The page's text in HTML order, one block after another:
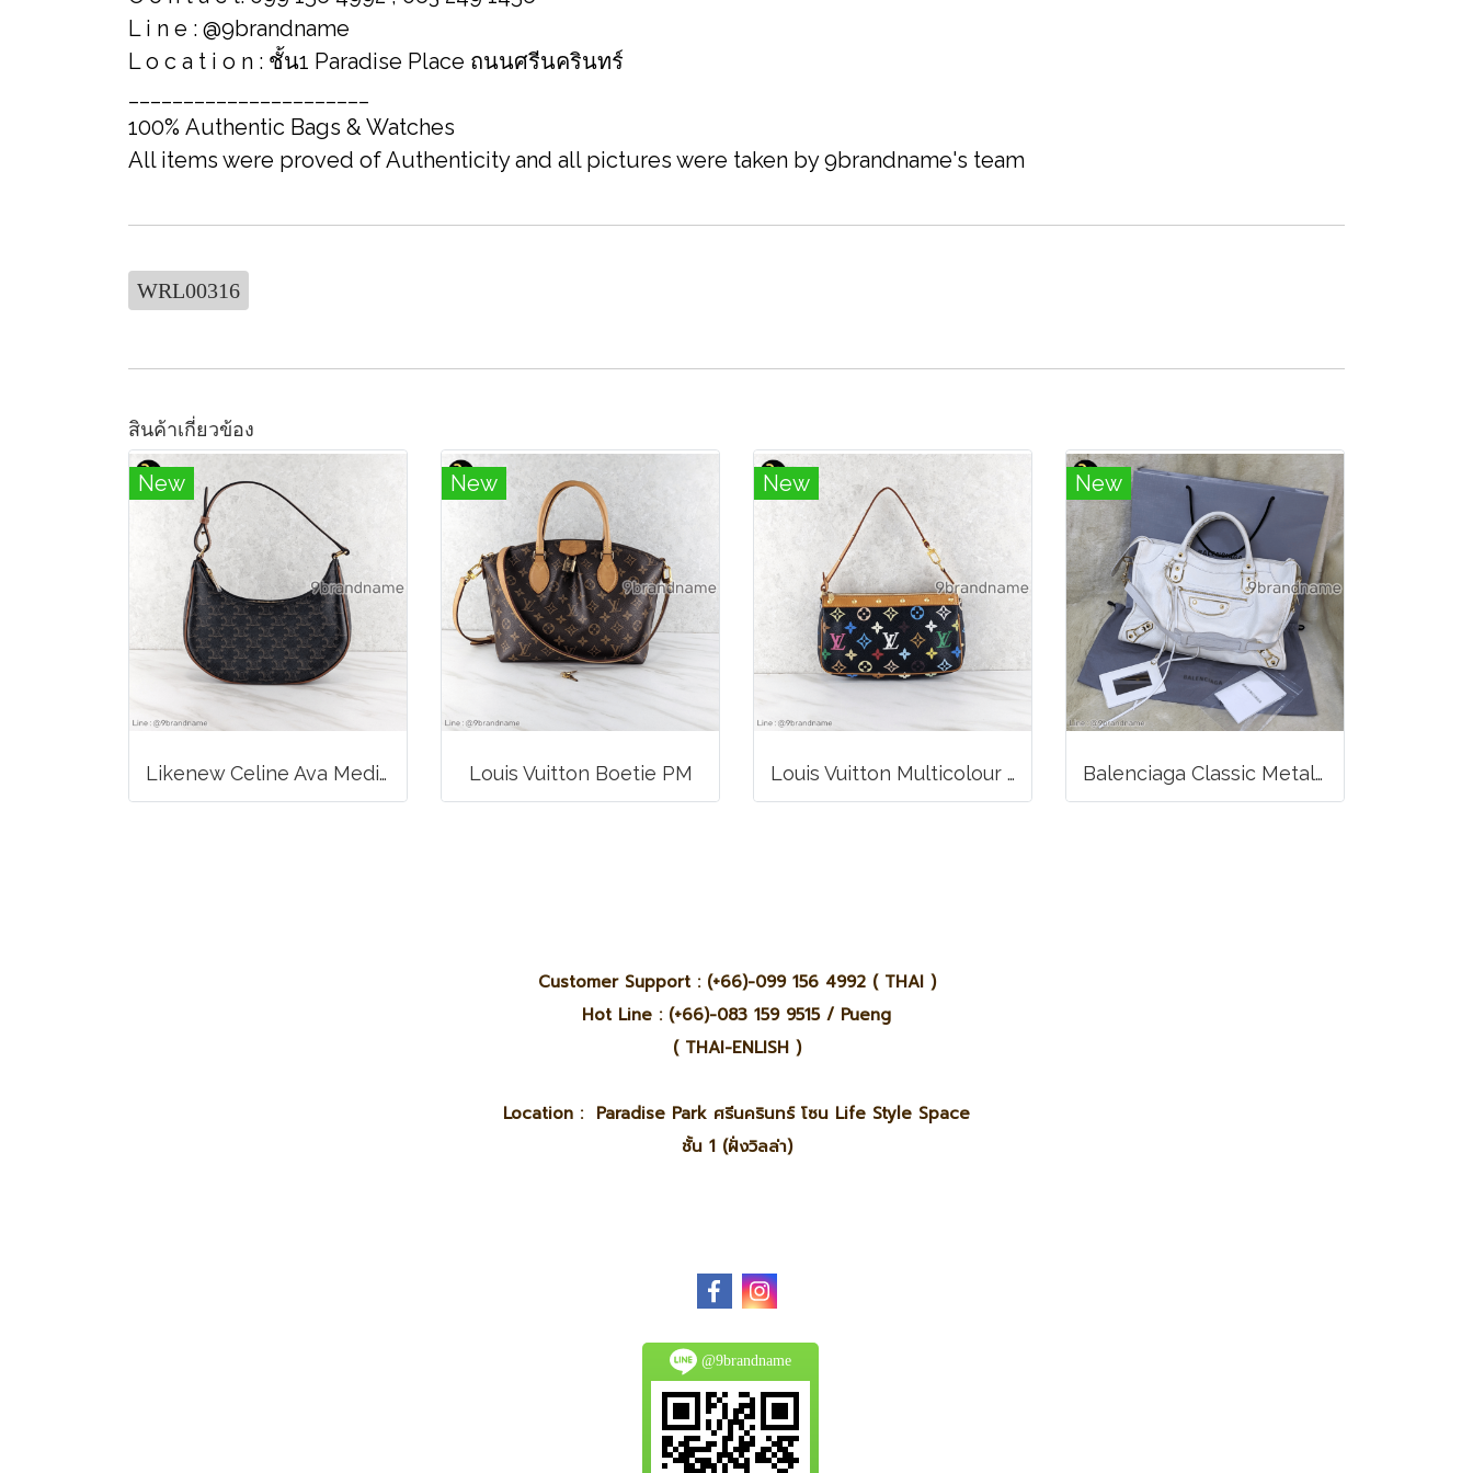
L i n e : @9brandname
L o c a t i o n : ชั้น1 Paradise Place ถนนศรีนครินทร์
100% Authentic Bags & Watches
All items were proved of Authenticity and all pictures were taken by 9brandname's team
WRL00316
สินค้าเกี่ยวข้อง
New
Likenew Celine Ava Medium Triomphe Canvas
New
Louis Vuitton Boetie PM
New
Louis Vuitton Multicolour Pochette Canvas
New
Balenciaga Classic Metallic Edge City Bag
Customer Support : (+66)-099 156 4992 ( THAI )
Hot Line : (+66)-083 159 9515 / Pueng
( THAI-ENLISH )
Location : Paradise Park ศรีนครินทร์ โซน Life Style Space
ชั้น 1 (ฝั่งวิลล่า)
@9brandname